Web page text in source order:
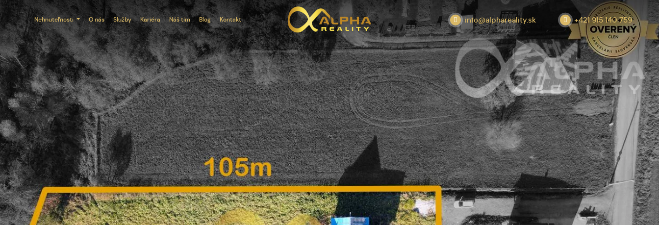
info@alphareality.sk +421 915 140 759
Nehnuteľnosti O nás Služby Kariéra Náš tím Blog Kontakt